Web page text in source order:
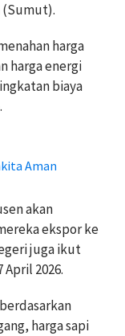
(Sumut).
harga
harga energi
biaya
Aman
akan
ekspor ke
juga ikut
2026.
harga sapi